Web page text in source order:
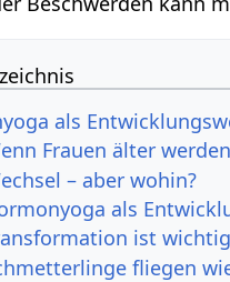
als
Frauen älter werden
– aber wohin?
als
ist wichtig
fliegen